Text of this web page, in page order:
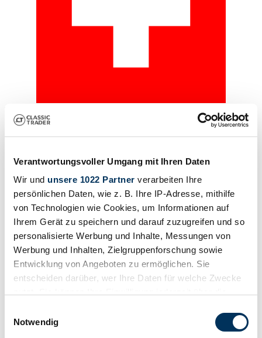
Verantwortungsvoller Umgang mit Ihren Daten
Wir und unsere 1022 Partner verarbeiten Ihre
persönlichen Daten, wie z. B. Ihre IP-Adresse, mithilfe
von Technologien wie Cookies, um Informationen auf
Ihrem Gerät zu speichern und darauf zuzugreifen und so
personalisierte Werbung und Inhalte, Messungen von
Werbung und Inhalten, Zielgruppenforschung sowie
Entwicklung von Angeboten zu ermöglichen. Sie
entscheiden darüber, wer Ihre Daten für welche Zwecke
Trigger Symbol ändern oder widerrufen
Notwendig
Abgelaufenes Inserat